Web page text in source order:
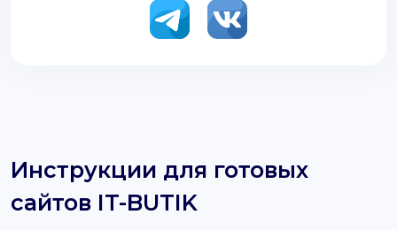
Инструкции для готовых
сайтов IT-BUTIK